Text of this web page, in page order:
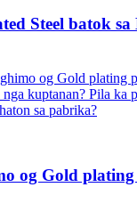
Steel batok sa
og Gold plating